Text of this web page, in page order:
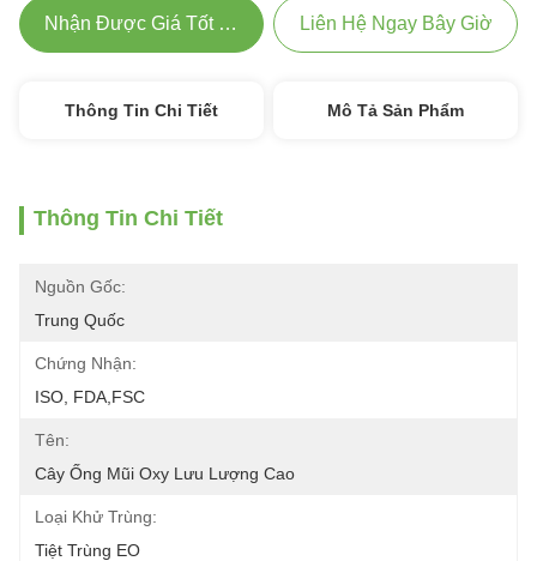
Nhận Được Giá Tốt Nhất Liên Hệ Ngay Bây Giờ
Thông Tin Chi Tiết Mô Tả Sản Phẩm
Thông Tin Chi Tiết
Nguồn Gốc:
Trung Quốc
Chứng Nhận:
ISO, FDA,FSC
Tên:
Cây Ống Mũi Oxy Lưu Lượng Cao
Loại Khử Trùng:
Tiệt Trùng EO